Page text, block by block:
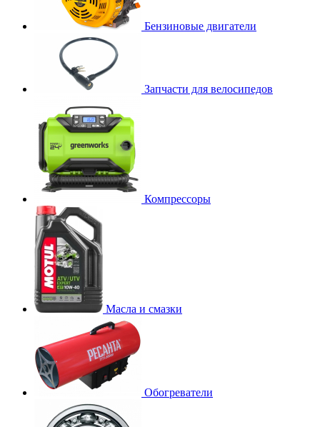
Бензиновые двигатели
Запчасти для велосипедов
Компрессоры
Масла и смазки
Обогреватели